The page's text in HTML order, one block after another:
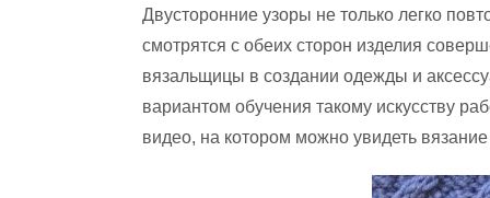
Двусторонние узоры не только легко
смотрятся с обеих сторон изделия
вязальщицы в создании одежды и
вариантом обучения такому искусству
видео, на котором можно увидеть